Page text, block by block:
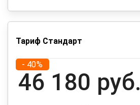
Тариф Стандарт
- 40%
46 180 руб.